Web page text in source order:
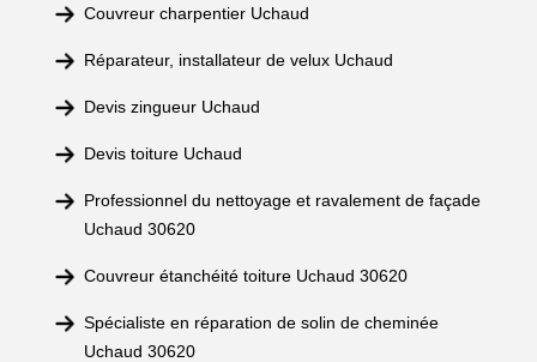
Couvreur charpentier Uchaud
Réparateur, installateur de velux Uchaud
Devis zingueur Uchaud
Devis toiture Uchaud
Professionnel du nettoyage et ravalement de façade
Uchaud 30620
Couvreur étanchéité toiture Uchaud 30620
Spécialiste en réparation de solin de cheminée
Uchaud 30620